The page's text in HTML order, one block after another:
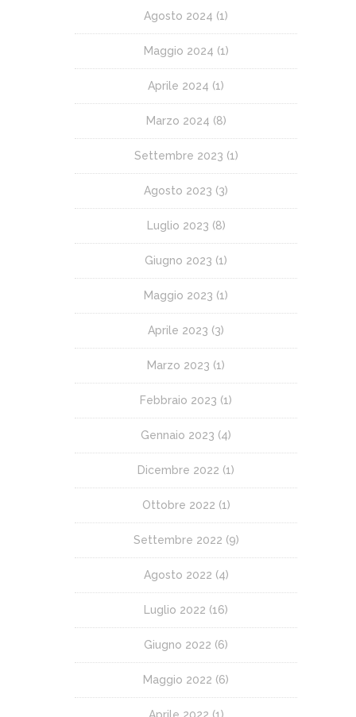
Agosto 2024 (1)
Maggio 2024 (1)
Aprile 2024 (1)
Marzo 2024 (8)
Settembre 2023 (1)
Agosto 2023 (3)
Luglio 2023 (8)
Giugno 2023 (1)
Maggio 2023 (1)
Aprile 2023 (3)
Marzo 2023 (1)
Febbraio 2023 (1)
Gennaio 2023 (4)
Dicembre 2022 (1)
Ottobre 2022 (1)
Settembre 2022 (9)
Agosto 2022 (4)
Luglio 2022 (16)
Giugno 2022 (6)
Maggio 2022 (6)